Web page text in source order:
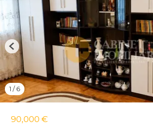
90,000 €
1 /6
Previous